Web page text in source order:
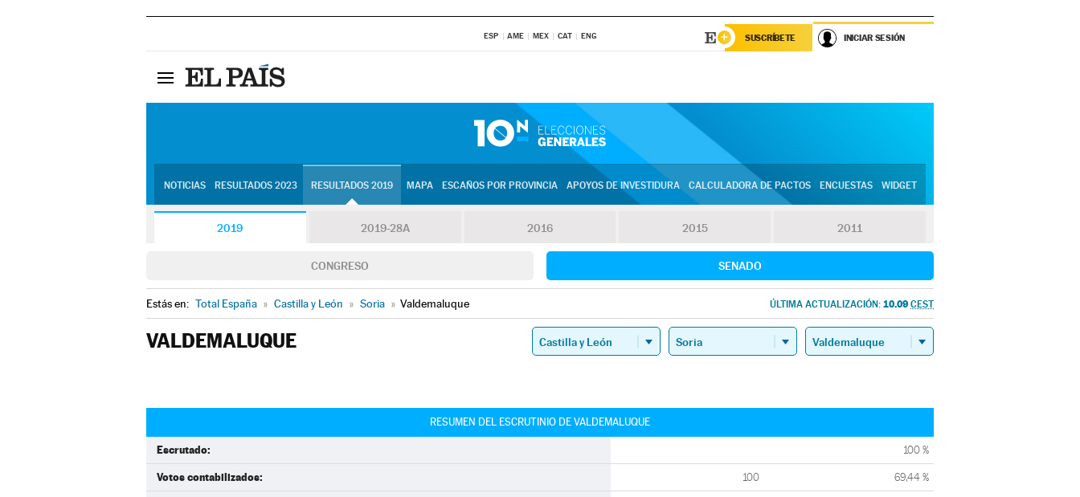
ESP AME MEX CAT ENG SUSCRÍBETE INICIAR SESIÓN
NOTICIAS RESULTADOS 2023 RESULTADOS 2019 MAPA ESCAÑOS POR PROVINCIA APOYOS DE INVESTIDURA CALCULADORA DE PACTOS ENCUESTAS WIDGET
2019 2019-28A 2016 2015 2011
CONGRESO SENADO
Estás en: Total España » Castilla y León » Soria » Valdemaluque ÚLTIMA ACTUALIZACIÓN: 10.09 CEST
VALDEMALUQUE
RESUMEN DEL ESCRUTINIO DE VALDEMALUQUE
Escrutado: 100 %
Votos contabilizados: 100 69,44 %